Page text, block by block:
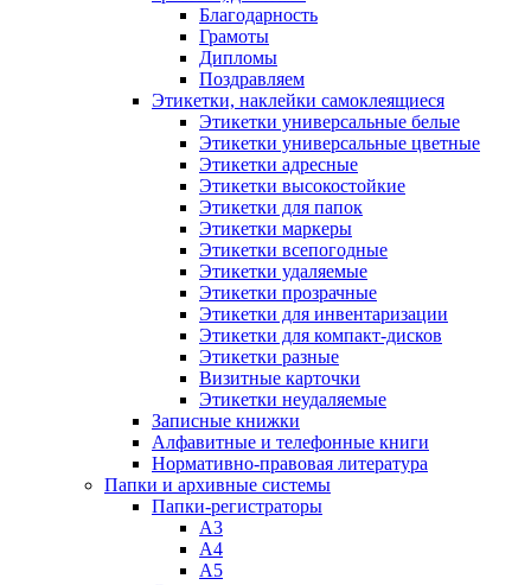
Благодарность
Грамоты
Дипломы
Поздравляем
Этикетки, наклейки самоклеящиеся
Этикетки универсальные белые
Этикетки универсальные цветные
Этикетки адресные
Этикетки высокостойкие
Этикетки для папок
Этикетки маркеры
Этикетки всепогодные
Этикетки удаляемые
Этикетки прозрачные
Этикетки для инвентаризации
Этикетки для компакт-дисков
Этикетки разные
Визитные карточки
Этикетки неудаляемые
Записные книжки
Алфавитные и телефонные книги
Нормативно-правовая литература
Папки и архивные системы
Папки-регистраторы
А3
А4
А5